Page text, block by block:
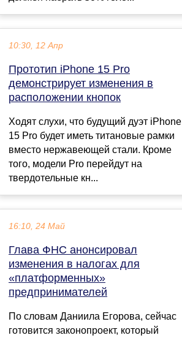
10:30, 12 Апр
Прототип iPhone 15 Pro
демонстрирует изменения в
расположении кнопок
Ходят слухи, что будущий дуэт iPhone
15 Pro будет иметь титановые рамки
вместо нержавеющей стали. Кроме
того, модели Pro перейдут на
твердотельные кн...
16:10, 24 Май
Глава ФНС анонсировал
изменения в налогах для
«платформенных»
предпринимателей
По словам Даниила Егорова, сейчас
готовится законопроект, который